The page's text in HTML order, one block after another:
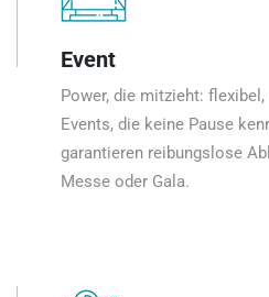
Event
Power, die mitzieht:
Events, die keine Pause
garantieren reibungslose
Messe oder Gala.